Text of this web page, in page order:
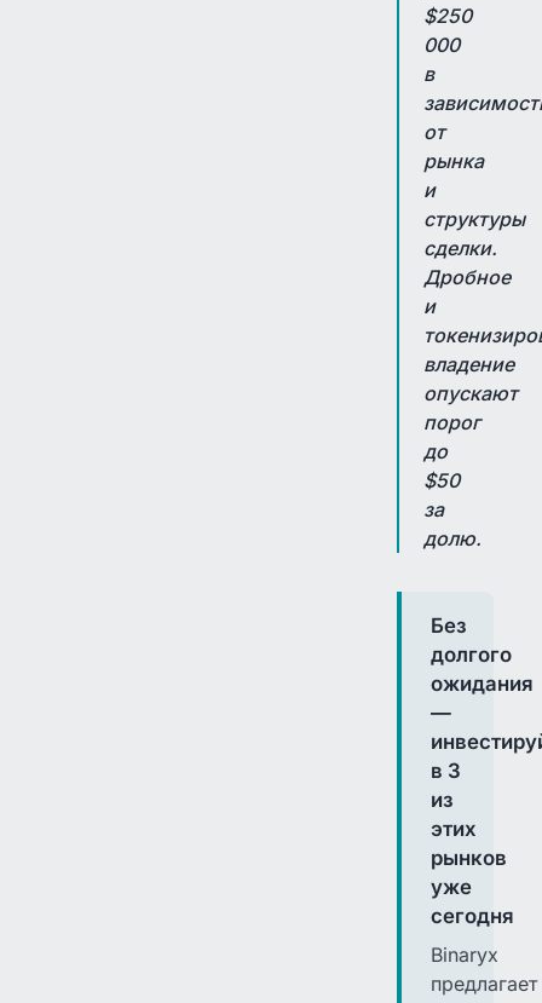
$250
000
в
от
рынка
и
структуры
сделки.
Дробное
и
владение
опускают
порог
до
$50
за
долю.
Без
долгого
ожидания
—
в 3
из
этих
рынков
уже
сегодня
Binaryx
предлагает